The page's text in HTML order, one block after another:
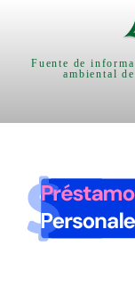
Fuente de
ambiental